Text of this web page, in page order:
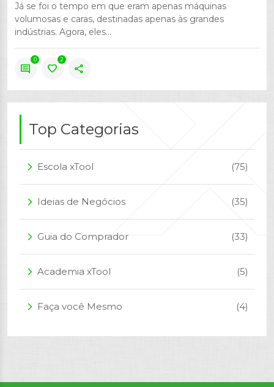
Já se foi o tempo em que eram apenas máquinas
volumosas e caras, destinadas apenas às grandes
indústrias. Agora, eles...
comment
0
favorite
2
share
Top Categorias
arrow_forward_ios Escola xTool (75)
arrow_forward_ios Ideias de Negócios (35)
arrow_forward_ios Guia do Comprador (33)
arrow_forward_ios Academia xTool (5)
arrow_forward_ios Faça você Mesmo (4)